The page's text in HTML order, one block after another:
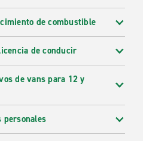
de combustible
de conducir
de vans para 12 y
personales